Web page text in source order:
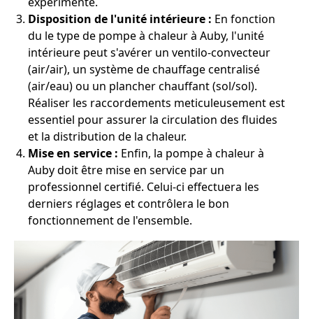
Disposition de l'unité intérieure : En fonction
du le type de pompe à chaleur à Auby, l'unité
intérieure peut s'avérer un ventilo-convecteur
(air/air), un système de chauffage centralisé
(air/eau) ou un plancher chauffant (sol/sol).
Réaliser les raccordements meticuleusement est
essentiel pour assurer la circulation des fluides
et la distribution de la chaleur.
Mise en service : Enfin, la pompe à chaleur à
Auby doit être mise en service par un
professionnel certifié. Celui-ci effectuera les
derniers réglages et contrôlera le bon
fonctionnement de l'ensemble.